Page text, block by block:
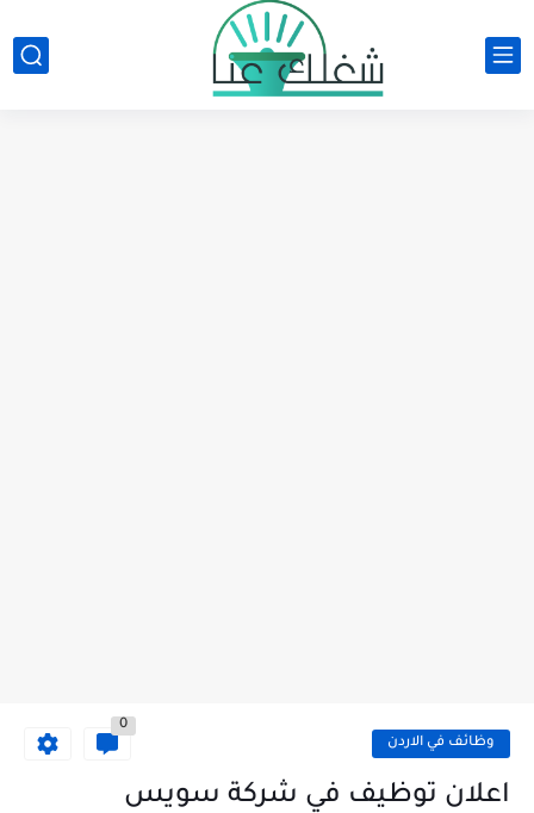
وظائف في الاردن
0
اعلان توظيف في شركة سويس